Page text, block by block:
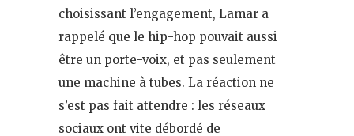
choisissant l’engagement, Lamar a
rappelé que le hip-hop pouvait aussi
être un porte-voix, et pas seulement
une machine à tubes. La réaction ne
s’est pas fait attendre : les réseaux
sociaux ont vite débordé de